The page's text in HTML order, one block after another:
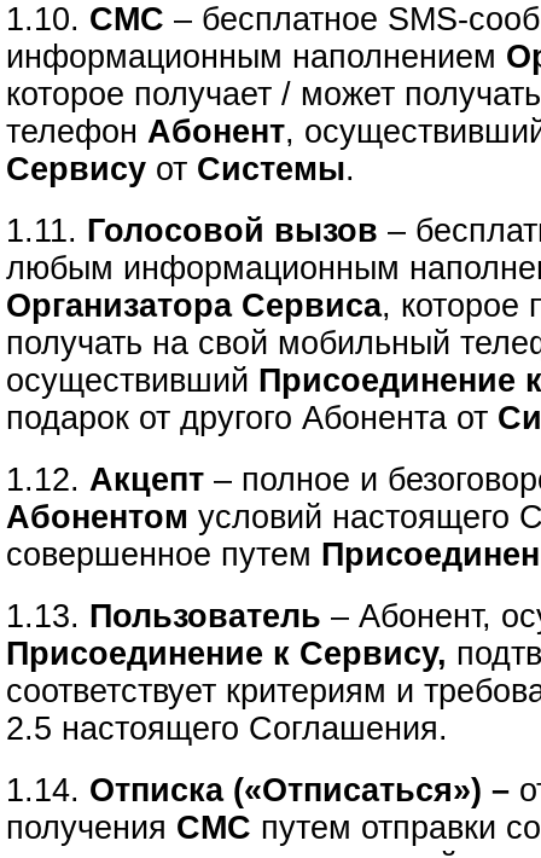
1.10. СМС – бесплатное SMS-
информационным наполнением
которое получает / может
телефонАбонент,
Сервису от Системы.
1.11. Голосовой вызов–
любым информационным
Организатора Сервиса, которое
получать на свой мобильный
осуществивший Присоединение
подарок от другого Абонента от
1.12.Акцепт– полное и
Абонентом условий настоящего
совершенное путем
1.13. Пользователь– Абонент,
Присоединение к Сервису,
соответствует критериям и
2.5 настоящего Соглашения.
1.14. Отписка («Отписаться») –
получения СМС путем отправки